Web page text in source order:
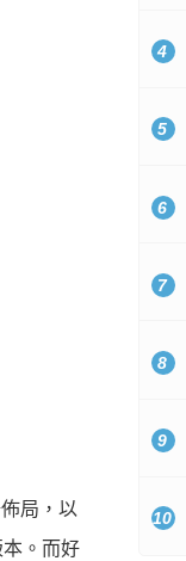
局，以
。而好
4
5
6
7
8
9
10